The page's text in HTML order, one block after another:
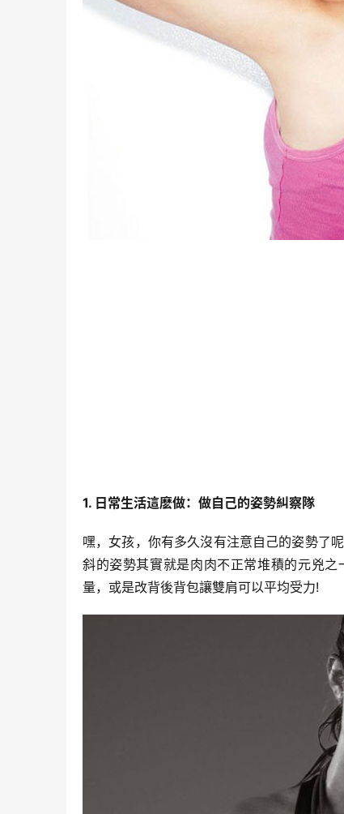
1. 日常生活這麽做： 做自己的姿勢糾察隊
嘿，女孩，你有多久沒有注意自己的姿勢了
斜的姿勢其實就是肉肉不正常堆積的元兇
量，或是改背後背包讓雙肩可以平均受力!